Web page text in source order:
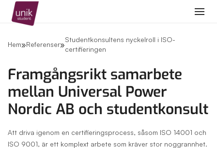
Arbetsgivare Kontakt
Hem»Referenser»
Studentkonsultens nyckelroll i ISO-
certifieringen
Framgångsrikt samarbete
mellan Universal Power
Nordic AB och studentkonsult
Att driva igenom en certifieringsprocess, såsom ISO 14001 och
ISO 9001, är ett komplext arbete som kräver stor noggrannhet.